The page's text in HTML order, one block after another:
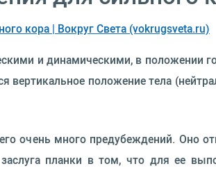
кора | Вокруг Света (vokrugsveta.ru)
и динамическими, в положении
вертикальное положение тела
очень много предубеждений. Оно
заслуга планки в том, что для ее